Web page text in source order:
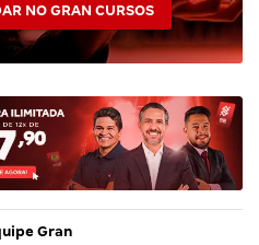
NO GRAN CURSOS
Gran